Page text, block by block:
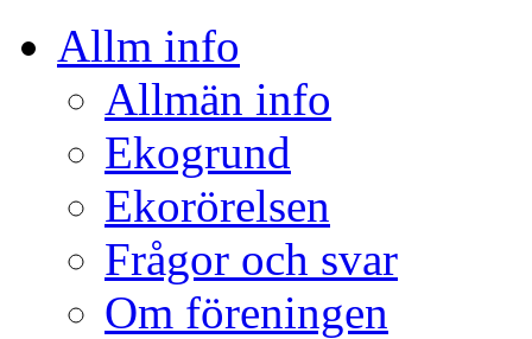
Allm info
Allmän info
Ekogrund
Ekorörelsen
Frågor och svar
Om föreningen